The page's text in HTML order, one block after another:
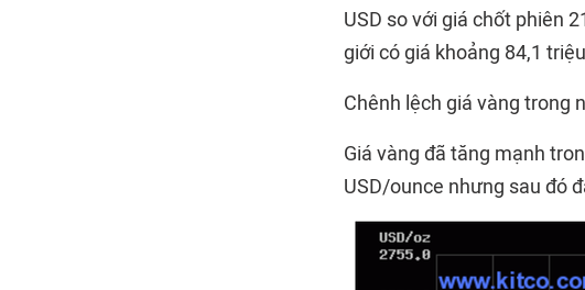
USD so với giá chốt phiên
giới có giá khoảng 84,1
Chênh lệch giá vàng trong
Giá vàng đã tăng mạnh
USD/ounce nhưng sau đó